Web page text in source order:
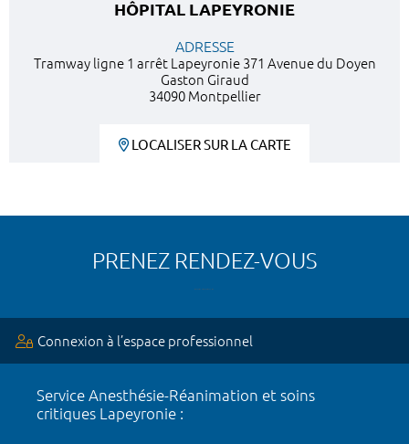
HÔPITAL LAPEYRONIE
ADRESSE
Tramway ligne 1 arrêt Lapeyronie 371 Avenue du Doyen
Gaston Giraud
34090 Montpellier
LOCALISER SUR LA CARTE
PRENEZ RENDEZ-VOUS
Connexion à l’espace professionnel
Service Anesthésie-Réanimation et soins
critiques Lapeyronie :